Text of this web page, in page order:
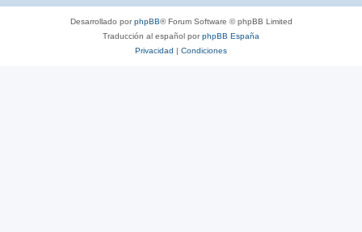
Desarrollado porphpBB® Forum Software © phpBB Limited
Traducción al español porphpBB España
Privacidad | Condiciones